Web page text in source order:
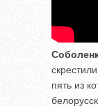
пять из